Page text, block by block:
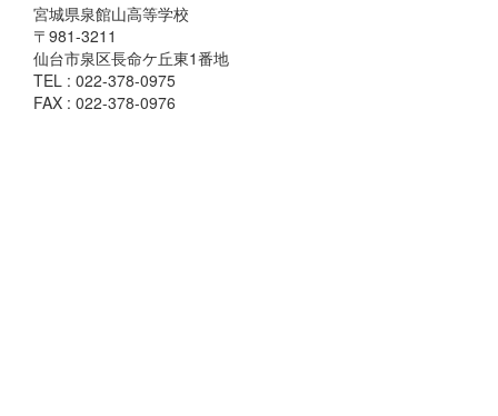
宮城県泉館山高等学校
〒981-3211
仙台市泉区長命ケ丘東1番地
TEL : 022-378-0975
FAX : 022-378-0976